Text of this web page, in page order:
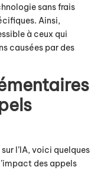
sans frais
Ainsi,
à ceux qui
causées par des
l’IA, voici quelques
des appels